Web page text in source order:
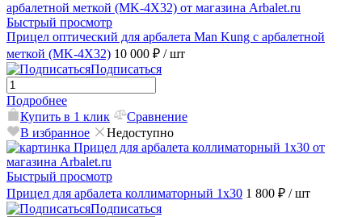
Быстрый просмотр
Прицел оптический для арбалета Man Kung с арбалетной
меткой (MK-4X32) 10 000 ₽ / шт
Подписаться
Подробнее
Купить в 1 клик
Сравнение
В избранное
Недоступно
Быстрый просмотр
Прицел для арбалета коллиматорный 1х30 1 800 ₽ / шт
Подписаться